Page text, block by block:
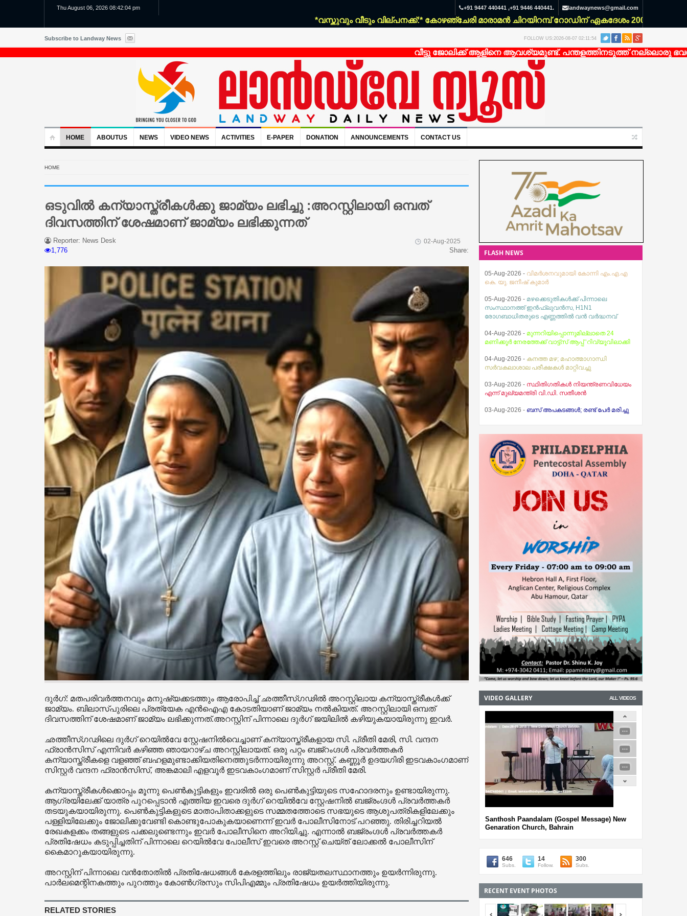
+91 9447 440441 ,+91 9446 440441. landwaynews@gmail.com
Thu August 06, 2026 08:42:06 pm
*വസ്തുവും വീടും വില്പനക്ക്:* കോഴഞ്ചേരി മാരാമൻ ചിറയിറമ്പ് റോഡിന് ഏകദേശം 200 മീറ്റർ ഉള്ളിൽ
FOLLOW US:2026-08-07 02:11:54
Subscribe to Landway News
വീട്ടു ജോലിക്ക് ആളിനെ ആവശ്യമുണ്ട്. പന്തളത്തിനടുത്ത് നല്ലൊരു
HOME ABOUTUS NEWS VIDEO NEWS ACTIVITIES E-PAPER DONATION ANNOUNCEMENTS CONTACT US
HOME
ഒടുവിൽ കന്യാസ്ത്രീകൾക്കു ജാമ്യം ലഭിച്ചു :അറസ്റ്റിലായി ഒമ്പത്
ദിവസത്തിന് ശേഷമാണ് ജാമ്യം ലഭിക്കുന്നത്
Reporter: News Desk 02-Aug-2025
1,776 Share:
ദുർഗ്: മതപരിവർത്തനവും മനുഷ്യക്കടത്തും ആരോപിച്ച് ഛത്തീസ്ഗഢിൽ അറസ്റ്റിലായ കന്യാസ്ത്രീകൾക്ക്
ജാമ്യം. ബിലാസ്പുരിലെ പ്രത്യേക എൻഐഎ കോടതിയാണ് ജാമ്യം നൽകിയത്. അറസ്റ്റിലായി ഒമ്പത്
ദിവസത്തിന് ശേഷമാണ് ജാമ്യം ലഭിക്കുന്നത്.അറസ്റ്റിന് പിന്നാലെ ദുർഗ് ജയിലിൽ കഴിയുകയായിരുന്നു ഇവർ.
ഛത്തീസ്ഗഢിലെ ദുര്‍ഗ് റെയില്‍വേ സ്റ്റേഷനില്‍വെച്ചാണ് കന്യാസ്ത്രീകളായ സി. പ്രീതി മേരി, സി. വന്ദന
ഫ്രാന്‍സിസ് എന്നിവര്‍ കഴിഞ്ഞ ഞായറാഴ്ച അറസ്റ്റിലായത്. ഒരു പറ്റം ബജ്‌റംഗ്ദള്‍ പ്രവര്‍ത്തകര്‍
കന്യാസ്ത്രീകളെ വളഞ്ഞ് ബഹളമുണ്ടാക്കിയതിനെത്തുടര്‍ന്നായിരുന്നു അറസ്റ്റ്. കണ്ണൂര്‍ ഉദയഗിരി ഇടവകാംഗമാണ്
സിസ്റ്റര്‍ വന്ദന ഫ്രാന്‍സിസ്, അങ്കമാലി എളവൂര്‍ ഇടവകാംഗമാണ് സിസ്റ്റര്‍ പ്രീതി മേരി.
കന്യാസ്ത്രീകൾക്കൊപ്പം മൂന്നു പെൺകുട്ടികളും ഇവരിൽ ഒരു പെൺകുട്ടിയുടെ സഹോദരനും ഉണ്ടായിരുന്നു.
ആഗ്രയിലേക്ക് യാത്ര പുറപ്പെടാൻ എത്തിയ ഇവരെ ദുർഗ് റെയിൽവേ സ്റ്റേഷനിൽ ബജ്രംഗ്ദൾ പ്രവർത്തകർ
തടയുകയായിരുന്നു. പെൺകുട്ടികളുടെ മാതാപിതാക്കളുടെ സമ്മതത്തോടെ സഭയുടെ ആശുപത്രികളിലേക്കും
പള്ളിയിലേക്കും ജോലിക്കുവേണ്ടി കൊണ്ടുപോകുകയാണെന്ന് ഇവർ പോലീസിനോട് പറഞ്ഞു. തിരിച്ചറിയൽ
രേഖകളക്കം തങ്ങളുടെ പക്കലുണ്ടെന്നും ഇവർ പോലീസിനെ അറിയിച്ചു. എന്നാൽ ബജ്രംഗ്ദൾ പ്രവർത്തകർ
പ്രതിഷേധം കടുപ്പിച്ചതിന് പിന്നാലെ റെയിൽവേ പോലീസ് ഇവരെ അറസ്റ്റ് ചെയ്ത് ലോക്കൽ പോലീസിന്
കൈമാറുകയായിരുന്നു.
അറസ്റ്റിന് പിന്നാലെ വൻതോതിൽ പ്രതിഷേധങ്ങൾ കേരളത്തിലും രാജ്യതലസ്ഥാനത്തും ഉയർന്നിരുന്നു.
പാർലമെന്റിനകത്തും പുറത്തും കോൺഗ്രസും സിപിഎമ്മും പ്രതിഷേധം ഉയർത്തിയിരുന്നു.
RELATED STORIES
FLASH NEWS
05-Aug-2026 - വിമർശനവുമായി കോന്നി എം.എ.എ
കെ. യു. ജനീഷ് കുമാർ
05-Aug-2026 - മഴക്കെടുതികൾക്ക് പിന്നാലെ
സംസ്ഥാനത്ത് ഇൻഫ്ലുവൻസ, H1N1
രോഗബാധിതരുടെ എണ്ണത്തിൽ വൻ വർദ്ധനവ്
04-Aug-2026 - മുന്നറിയിപ്പൊന്നുമില്ലാതെ 24
മണിക്കൂർ നേരത്തേക്ക് വാട്ട്സ് ആപ്പ് ‘റിവ്യൂവിലാക്കി
04-Aug-2026 - കനത്ത മഴ; മഹാത്മാഗാന്ധി
സര്‍വകലാശാല പരീക്ഷകള്‍ മാറ്റിവച്ചു
03-Aug-2026 - സ്ഥിതിഗതികൾ നിയന്ത്രണവിധേയം
എന്ന് മുഖ്യമന്ത്രി വി.ഡി. സതീശൻ
03-Aug-2026 - ബസ് അപകടങ്ങൾ; രണ്ട് പേർ മരിച്ചു
വാതിൽ തുറക്കാൻ ശ്രമിച്ച മലയാളി യുവാവ്
അറസ്റ്റിൽ
05-Aug-2026 - ജെസ്ന മറിയ ജെയിംസിന്റെ
തിരോധാനവുമായി ബന്ധപ്പെട്ട സിബിഐ
അന്വേഷണം ആറ് മാസത്തിനകം പൂര്‍ത്തിയാക്കാന്‍
ഹൈക്കോടതിയുടെ കര്‍ശന നിര്‍ദ്ദേശം
ALL VIDEOS
VIDEO GALLERY
Santhosh Paandalam (Gospel Message) New
Genaration Church, Bahrain
646
Subs.
14
Follow.
300
Subs.
RECENT EVENT PHOTOS
<span></span>